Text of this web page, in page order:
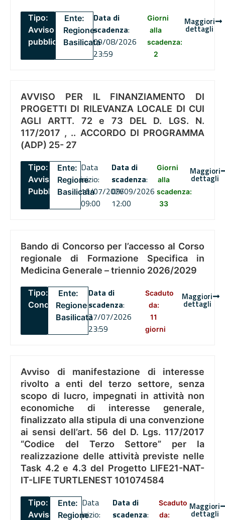
Tipo:
Avviso
pubblico
Ente:
Regione
Basilicata
Data di
scadenza:
09/08/2026
23:59
Giorni
alla
scadenza:
2
Maggiori
dettagli
AVVISO PER IL FINANZIAMENTO DI
PROGETTI DI RILEVANZA LOCALE DI CUI
AGLI ARTT. 72 e 73 DEL D. LGS. N.
117/2017 , .. ACCORDO DI PROGRAMMA
(ADP) 25- 27
Tipo:
Avviso
Pubblico
Ente:
Regione
Basilicata
Data
inizio:
16/07/2026
09:00
Data di
scadenza:
09/09/2026
12:00
Giorni
alla
scadenza:
33
Maggiori
dettagli
Bando di Concorso per l’accesso al Corso
regionale di Formazione Specifica in
Medicina Generale – triennio 2026/2029
Tipo:
Concorsi
Ente:
Regione
Basilicata
Data di
scadenza:
27/07/2026
23:59
Scaduto
da:
11
giorni
Maggiori
dettagli
Avviso di manifestazione di interesse
rivolto a enti del terzo settore, senza
scopo di lucro, impegnati in attività non
economiche di interesse generale,
finalizzato alla stipula di una convenzione
ai sensi dell’art. 56 del D. Lgs. 117/2017
“Codice del Terzo Settore” per la
realizzazione delle attività previste nelle
Task 4.2 e 4.3 del Progetto LIFE21-NAT-
IT-LIFE TURTLENEST 101074584
Tipo:
Avviso
Ente:
Regione
Data
inizio:
Data di
scadenza:
Scaduto
da:
Maggiori
dettagli